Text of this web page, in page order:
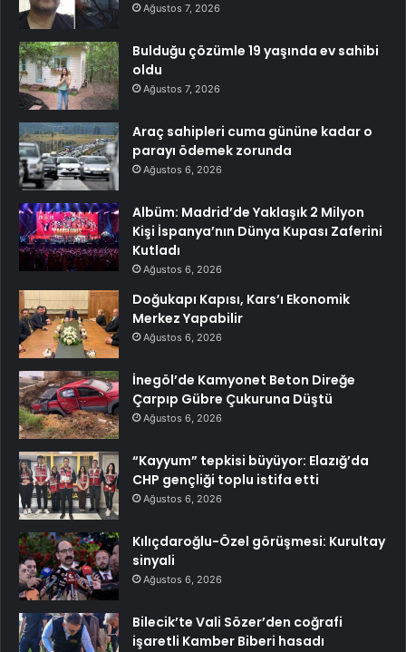
Ağustos 7, 2026
Bulduğu çözümle 19 yaşında ev sahibi
oldu
Ağustos 7, 2026
Araç sahipleri cuma gününe kadar o
parayı ödemek zorunda
Ağustos 6, 2026
Albüm: Madrid’de Yaklaşık 2 Milyon
Kişi İspanya’nın Dünya Kupası Zaferini
Kutladı
Ağustos 6, 2026
Doğukapı Kapısı, Kars’ı Ekonomik
Merkez Yapabilir
Ağustos 6, 2026
İnegöl’de Kamyonet Beton Direğe
Çarpıp Gübre Çukuruna Düştü
Ağustos 6, 2026
“Kayyum” tepkisi büyüyor: Elazığ’da
CHP gençliği toplu istifa etti
Ağustos 6, 2026
Kılıçdaroğlu-Özel görüşmesi: Kurultay
sinyali
Ağustos 6, 2026
Bilecik’te Vali Sözer’den coğrafi
işaretli Kamber Biberi hasadı